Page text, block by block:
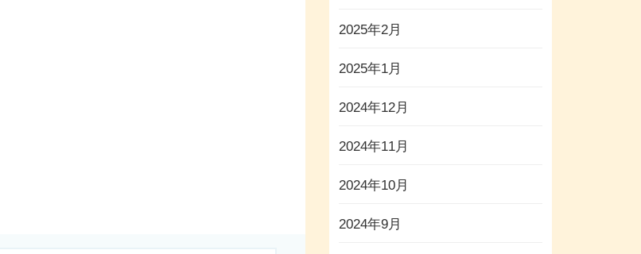
2025年2月
2025年1月
2024年12月
2024年11月
2024年10月
2024年9月